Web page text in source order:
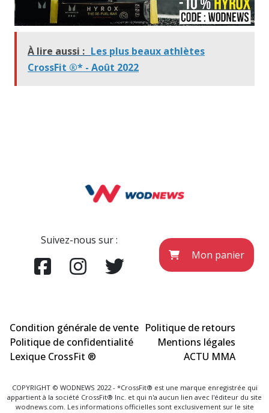
À lire aussi : Les plus beaux athlètes
CrossFit ®* - Août 2022
Suivez-nous sur :
Mon panier
Condition générale de vente Politique de retours
Politique de confidentialité
Mentions légales
Lexique CrossFit ®
ACTU MMA
COPYRIGHT © WODNEWS 2022 - *CrossFit® est une marque enregistrée qui
appartient à la société CrossFit® Inc. et qui n'a aucun lien avec l'éditeur du site
wodnews.com. Les informations officielles sont exclusivement sur le site